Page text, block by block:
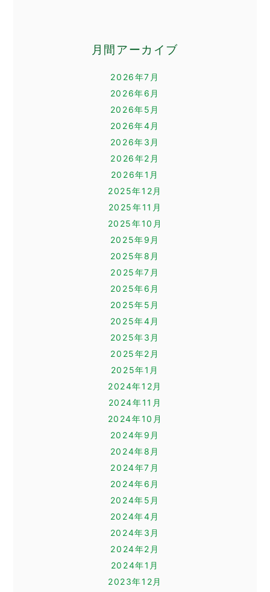
月間アーカイブ
2026年7月
2026年6月
2026年5月
2026年4月
2026年3月
2026年2月
2026年1月
2025年12月
2025年11月
2025年10月
2025年9月
2025年8月
2025年7月
2025年6月
2025年5月
2025年4月
2025年3月
2025年2月
2025年1月
2024年12月
2024年11月
2024年10月
2024年9月
2024年8月
2024年7月
2024年6月
2024年5月
2024年4月
2024年3月
2024年2月
2024年1月
2023年12月